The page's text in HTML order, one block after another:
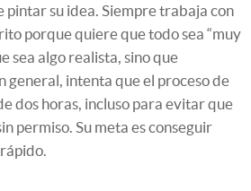
pintar su idea. Siempre trabaja con
porque quiere que todo sea “muy
sea algo realista, sino que
general, intenta que el proceso de
dos horas, incluso para evitar que
permiso. Su meta es conseguir